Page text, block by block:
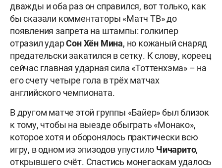
дважды и оба раз он справился, вот только, как
бы сказали комментаторы «Матч ТВ»до
появления запрета на штампы: голкипер
отразил ударСонХён Мина, но кожаный снаряд
предательски закатился в сетку. Кслову, кореец
сейчас главная ударнаясила «Тоттенхэма» – на
его счету четыре гола в трёх матчах
английского чемпионата.
В другом матче этой группы «Байер» был близок
к тому, чтобы на выезде обыграть «Монако»,
которое хотя и оборонялось практически всю
игру, в одном из эпизодов упустило Чичарито,
открывшего счёт. Спастись монегаскам удалось